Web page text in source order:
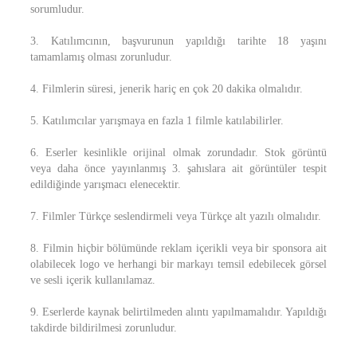
sorumludur.
3. Katılımcının, başvurunun yapıldığı tarihte 18 yaşını
tamamlamış olması zorunludur.
4. Filmlerin süresi, jenerik hariç en çok 20 dakika olmalıdır.
5. Katılımcılar yarışmaya en fazla 1 filmle katılabilirler.
6. Eserler kesinlikle orijinal olmak zorundadır. Stok görüntü
veya daha önce yayınlanmış 3. şahıslara ait görüntüler tespit
edildiğinde yarışmacı elenecektir.
7. Filmler Türkçe seslendirmeli veya Türkçe alt yazılı olmalıdır.
8. Filmin hiçbir bölümünde reklam içerikli veya bir sponsora ait
olabilecek logo ve herhangi bir markayı temsil edebilecek görsel
ve sesli içerik kullanılamaz.
9. Eserlerde kaynak belirtilmeden alıntı yapılmamalıdır. Yapıldığı
takdirde bildirilmesi zorunludur.